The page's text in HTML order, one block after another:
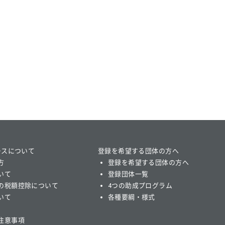
について
て
税額控除について
て
意事項
登録を希望する団体の方へ
登録を希望する団体の方へ
登録団体一覧
4つの助成プログラム
各種要綱・様式